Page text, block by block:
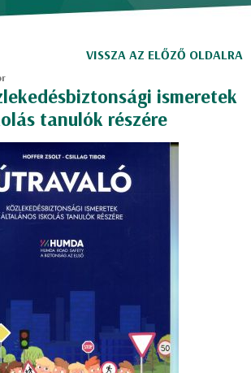
VISSZA AZ ELŐZŐ OLDALRA
ismeretek
tanulók részére